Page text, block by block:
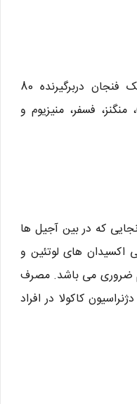
دارای مقدار زیادی مس( یک فنجان دربرگیرنده 80
فسفر، منیزیوم و
که در بین آجیل ها
اکسیدان های لوتئین و
ضروری می باشد. مصرف
کاکولا در افراد